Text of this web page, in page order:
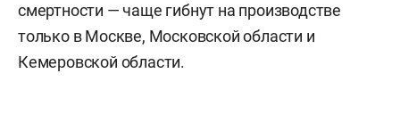
смертности — чаще гибнут на производстве
только в Москве, Московской области и
Кемеровской области.